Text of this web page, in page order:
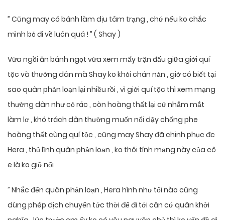
” Cũng may có bánh làm dịu tâm trạng , chứ nếu ko chắc
mình bỏ đi về luôn quá ! ” ( Shay )
Vừa ngồi ăn bánh ngọt vừa xem mấy trận đấu giữa giới quí
tộc và thường dân mà Shay ko khỏi chán nản , giờ cô biết tại
sao quân phản loạn lại nhiều rồi , vì giới quí tộc thì xem mạng
thường dân như cỏ rác , còn hoàng thất lại cứ nhắm mắt
làm lơ , khó trách dân thường muốn nổi dậy chống phe
hoàng thất cùng quí tộc , cũng may Shay đã chinh phục đc
Hera , thủ lĩnh quân phản loạn , ko thôi tính mạng này của cô
e là ko giữ nổi
” Nhắc đến quân phản loạn , Hera hình như tối nào cũng
dùng phép dịch chuyển tức thời để đi tới căn cứ quân khởi